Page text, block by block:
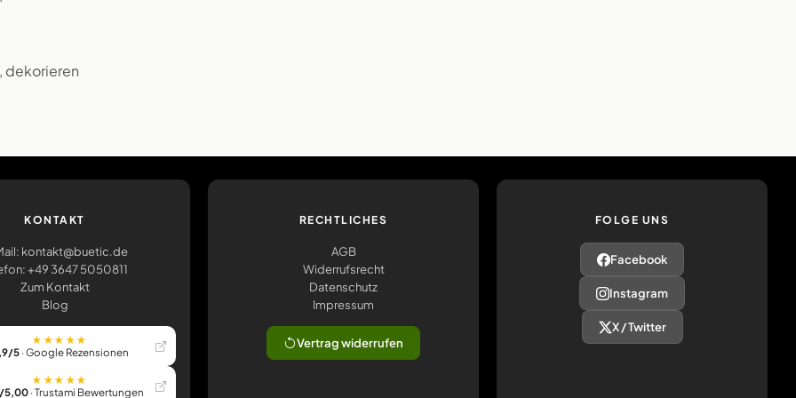
dekorieren
KONTAKT
kontakt@buetic.de
+49 3647 5050811
Zum Kontakt
Blog
★★★★★
5 · Google Rezensionen
★★★★★
5,00 · Trustami Bewertungen
RECHTLICHES
AGB
Widerrufsrecht
Datenschutz
Impressum
Vertrag widerrufen
FOLGE UNS
Facebook
Instagram
X / Twitter